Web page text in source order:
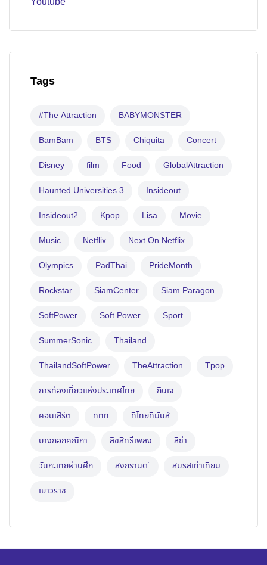
Tags
#The Attraction BABYMONSTER
BamBam BTS Chiquita Concert
Disney film Food GlobalAttraction
Haunted Universities 3 Insideout
Insideout2 Kpop Lisa Movie
Music Netflix Next On Netflix
Olympics PadThai PrideMonth
Rockstar SiamCenter Siam Paragon
SoftPower Soft Power Sport
SummerSonic Thailand
ThailandSoftPower TheAttraction Tpop
การท่องเที่ยวแห่งประเทศไทย กินเจ
คอนเสิร์ต ททท ทีไทยทีมันส์
บางกอกคณิกา ลิขสิทธิ์เพลง ลิซ่า
วันกะเทยผ่านศึก สงกรานต ์ สมรสเท่าเทียม
เยาวราช